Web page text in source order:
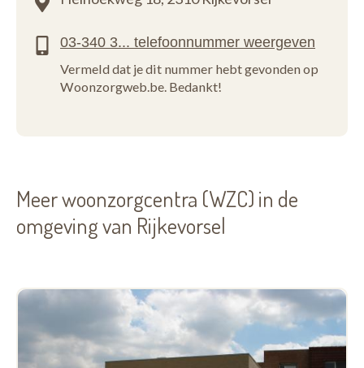
Vermeld dat je dit nummer hebt gevonden op
Woonzorgweb.be. Bedankt!
Meer woonzorgcentra (WZC) in de
omgeving van Rijkevorsel